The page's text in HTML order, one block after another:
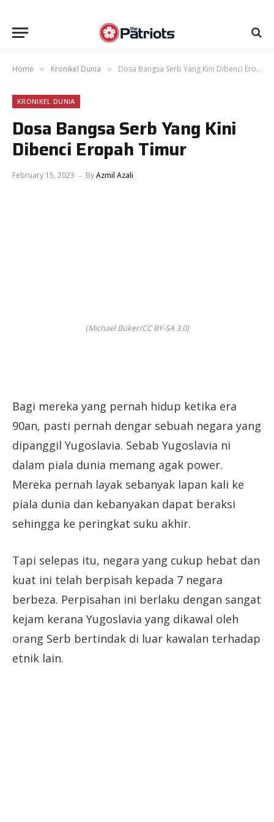
Home » Kronikel Dunia » Dosa Bangsa Serb Yang Kini Dibenci Eropah Timur
KRONIKEL DUNIA
Dosa Bangsa Serb Yang Kini
Dibenci Eropah Timur
February 15, 2023 ByAzmil Azali
(Michael Büker/CC BY-SA 3.0)
Bagi mereka yang pernah hidup ketika era
90an, pasti pernah dengar sebuah negara yang
dipanggil Yugoslavia. Sebab Yugoslavia ni
dalam piala dunia memang agak power.
Mereka pernah layak sebanyak lapan kali ke
piala dunia dan kebanyakan dapat beraksi
sehingga ke peringkat suku akhir.
Tapi selepas itu, negara yang cukup hebat dan
kuat ini telah berpisah kepada 7 negara
berbeza. Perpisahan ini berlaku dengan sangat
kejam kerana Yugoslavia yang dikawal oleh
orang Serb bertindak di luar kawalan terhadap
etnik lain.